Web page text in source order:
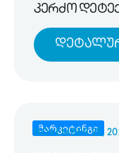
კერძო
მარკეტინგი
NOVEMBER 25,